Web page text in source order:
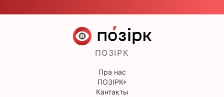
ПОЗІРК
Пра нас
ПОЗІРК+
Кантакты